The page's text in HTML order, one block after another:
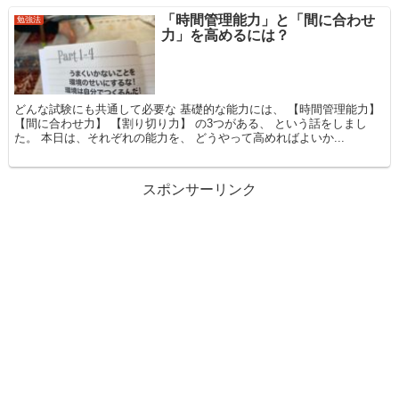
勉強法
「時間管理能力」と「間に合わせ
力」を高めるには？
どんな試験にも共通して必要な 基礎的な能力には、 【時間管理能力】
【間に合わせ力】 【割り切り力】 の3つがある、 という話をしまし
た。 本日は、それぞれの能力を、 どうやって高めればよいか...
スポンサーリンク